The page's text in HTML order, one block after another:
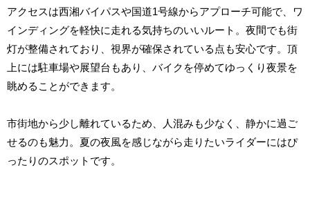
アクセスは西湘バイパスや国道1号線からアプローチ可能で、ワ
インディングを軽快に走れる気持ちのいいルート。夜間でも街
灯が整備されており、視界が確保されている点も安心です。頂
上には駐車場や展望台もあり、バイクを停めてゆっくり夜景を
眺めることができます。
市街地から少し離れているため、人混みも少なく、静かに過ご
せるのも魅力。夏の夜風を感じながら走りたいライダーにはぴ
ったりのスポットです。